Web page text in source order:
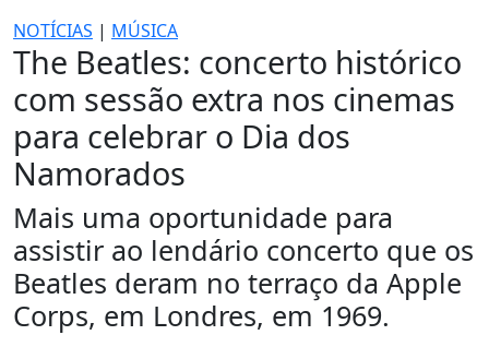
NOTÍCIAS | MÚSICA
The Beatles: concerto histórico
com sessão extra nos cinemas
para celebrar o Dia dos
Namorados
Mais uma oportunidade para
assistir ao lendário concerto que os
Beatles deram no terraço da Apple
Corps, em Londres, em 1969.